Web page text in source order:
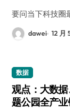
要问当下科技
dawei 12 月
数据
观点：大数
题公园全产